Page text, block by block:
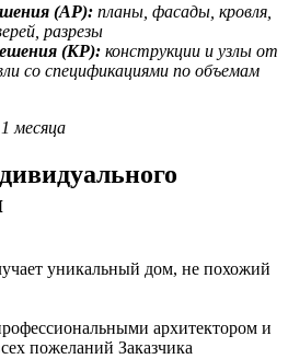
(АР): планы, фасады, кровля,
разрезы
(КР): конструкции и узлы от
со спецификациями по объемам
месяца
уникальный дом, не похожий
архитектором и
пожеланий Заказчика